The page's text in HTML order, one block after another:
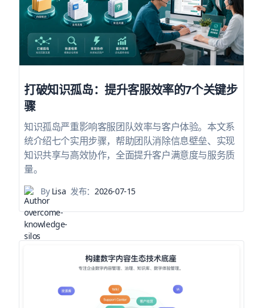
打破知识孤岛：提升客服效率的7个关键步
骤
知识孤岛严重影响客服团队效率与客户体验。本文系
统介绍七个实用步骤，帮助团队消除信息壁垒、实现
知识共享与高效协作，全面提升客户满意度与服务质
量。
ByLisa 发布：2026-07-15